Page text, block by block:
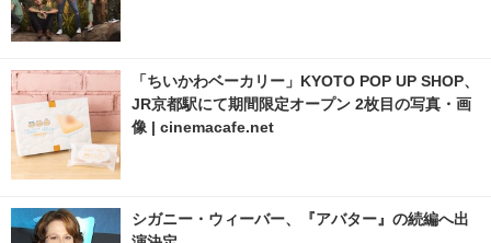
「ちいかわベーカリー」KYOTO POP UP SHOP、
JR京都駅にて期間限定オープン 2枚目の写真・画
像 | cinemacafe.net
シガニー・ウィーバー、『アバター』の続編へ出